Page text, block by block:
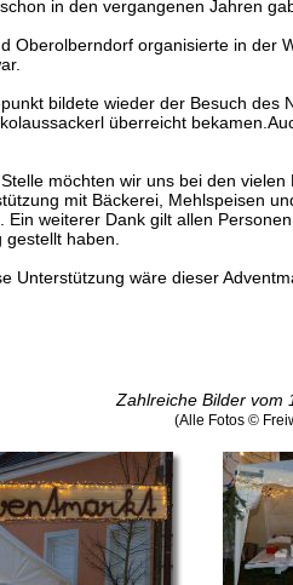
in den vergangenen Jahren
Oberolberndorf organisierte in der
bildete wieder der Besuch des
überreicht
möchten wir uns bei den
mit Bäckerei, Mehlspeisen
Ein weiterer Dank gilt allen
gestellt haben.
Unterstützung wäre dieser
Zahlreiche Bilder vom
(Alle Fotos ©